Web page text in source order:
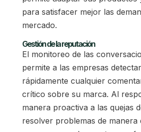
para satisfacer mejor las
mercado.
Gestión de la reputación
El monitoreo de las
permite a las empresas
rápidamente cualquier
crítico sobre su marca. Al
manera proactiva a las quejas
resolver problemas de manera